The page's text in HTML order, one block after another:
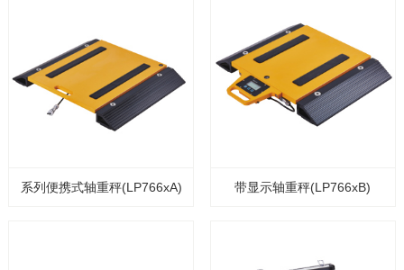
系列便携式轴重秤(LP766xA) 带显示轴重秤(LP766xB)